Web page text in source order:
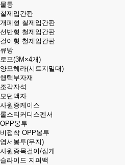
물통
철제입간판
개폐형 철제입간판
선반형 철제입간판
걸이형 철제입간판
큐방
로프(3M×4개)
양모헤라(시트지밀대)
행택부자재
조각자석
모던액자
사원증케이스
롤스티커디스펜서
OPP봉투
비접착 OPP봉투
엽서봉투(무지)
사원증목걸이/집게
슬라이드 지퍼백